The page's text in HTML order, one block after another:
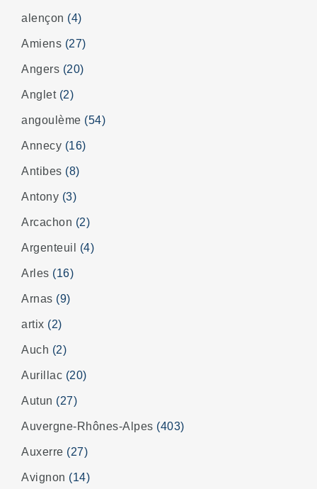
alençon (4)
Amiens (27)
Angers (20)
Anglet (2)
angoulème (54)
Annecy (16)
Antibes (8)
Antony (3)
Arcachon (2)
Argenteuil (4)
Arles (16)
Arnas (9)
artix (2)
Auch (2)
Aurillac (20)
Autun (27)
Auvergne-Rhônes-Alpes (403)
Auxerre (27)
Avignon (14)